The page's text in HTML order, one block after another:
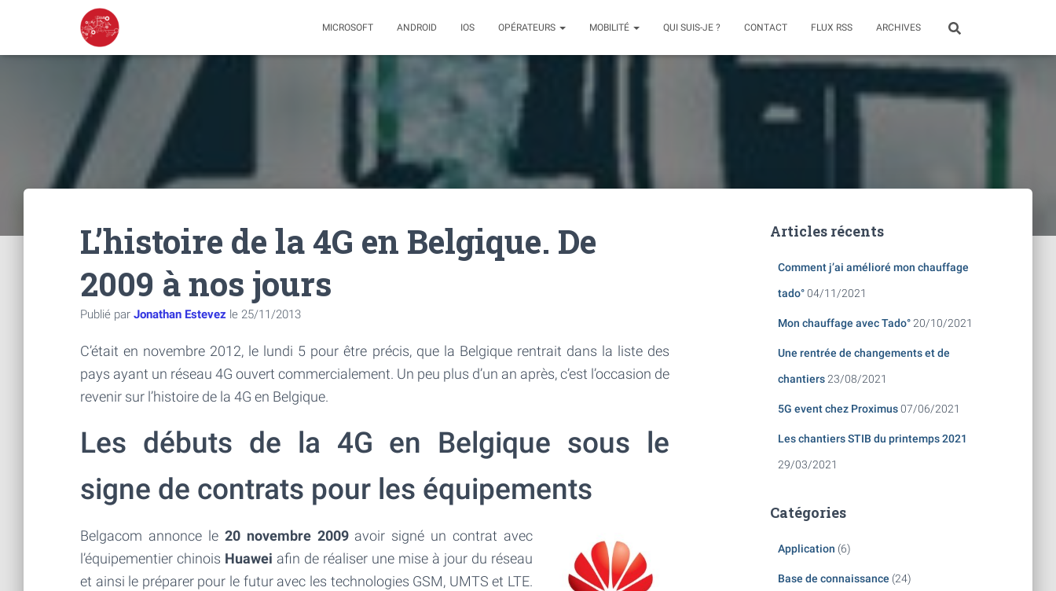
MICROSOFT ANDROID IOS OPÉRATEURS MOBILITÉ QUI SUIS-JE ? CONTACT FLUX RSS ARCHIVES
L’histoire de la 4G en Belgique. De
2009 à nos jours
Publié par Jonathan Estevez le 25/11/2013
C’était en novembre 2012, le lundi 5 pour être précis, que la Belgique rentrait dans la liste des
pays ayant un réseau 4G ouvert commercialement. Un peu plus d’un an après, c’est l’occasion de
revenir sur l’histoire de la 4G en Belgique.
Les débuts de la 4G en Belgique sous le
signe de contrats pour les équipements
Belgacom annonce le 20 novembre 2009avoir signé un contrat avec
l’équipementier chinois Huawei afin de réaliser une mise à jour du réseau
et ainsi le préparer pour le futur avec les technologies GSM, UMTS et LTE.
Articles récents
Comment j’ai amélioré mon chauffage
tado° 04/11/2021
Mon chauffage avec Tado° 20/10/2021
Une rentrée de changements et de
chantiers 23/08/2021
5G event chez Proximus 07/06/2021
Les chantiers STIB du printemps 2021
29/03/2021
Catégories
Application (6)
Base de connaissance (24)